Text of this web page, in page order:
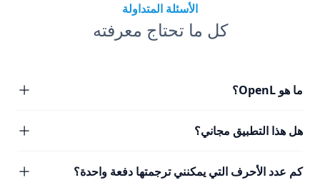
الأسئلة المتداولة
كل ما تحتاج معرفته
ما هو OpenL؟
هل هذا التطبيق مجاني؟
كم عدد الأحرف التي يمكنني ترجمتها دفعة واحدة؟